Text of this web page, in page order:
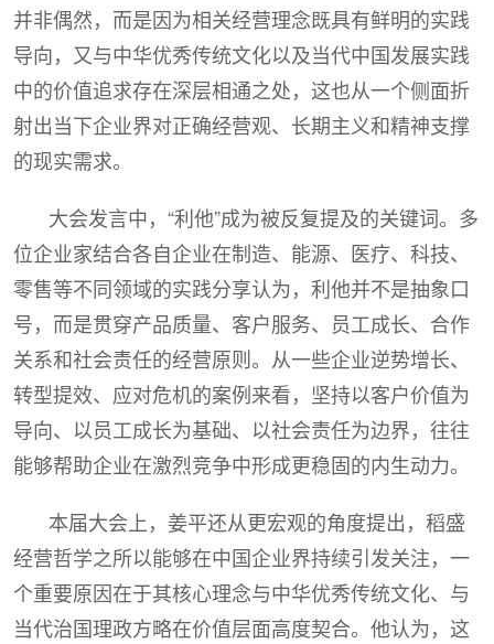
并非偶然，而是因为相关经营理念既具有鲜明的实践
导向，又与中华优秀传统文化以及当代中国发展实践
中的价值追求存在深层相通之处，这也从一个侧面折
射出当下企业界对正确经营观、长期主义和精神支撑
的现实需求。
大会发言中，“利他”成为被反复提及的关键词。多
位企业家结合各自企业在制造、能源、医疗、科技、
零售等不同领域的实践分享认为，利他并不是抽象口
号，而是贯穿产品质量、客户服务、员工成长、合作
关系和社会责任的经营原则。从一些企业逆势增长、
转型提效、应对危机的案例来看，坚持以客户价值为
导向、以员工成长为基础、以社会责任为边界，往往
能够帮助企业在激烈竞争中形成更稳固的内生动力。
本届大会上，姜平还从更宏观的角度提出，稻盛
经营哲学之所以能够在中国企业界持续引发关注，一
个重要原因在于其核心理念与中华优秀传统文化、与
当代治国理政方略在价值层面高度契合。他认为，这